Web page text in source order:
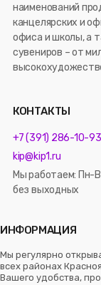
наименований
канцелярских и
офиса и школы, а
сувениров – от
КОНТАКТЫ
+7 (391) 286-10-93
kip@kip1.ru
Мы работаем: Пн-
без выходных
ИНФОРМАЦИЯ
Мы регулярно
всех районах
Вашего удобства,